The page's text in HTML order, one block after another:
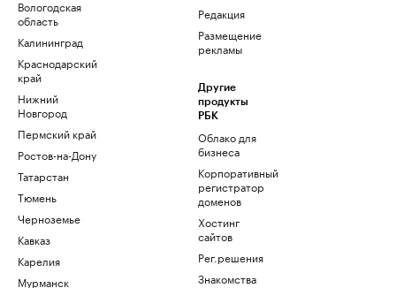
Вологодская
область
Калининград
Краснодарский
край
Нижний
Новгород
Пермский край
Ростов-на-Дону
Татарстан
Тюмень
Черноземье
Кавказ
Карелия
Мурманск
Редакция
Размещение
рекламы
Другие
продукты
РБК
Облако для
бизнеса
Корпоративный
регистратор
доменов
Хостинг
сайтов
Рег.решения
Знакомства